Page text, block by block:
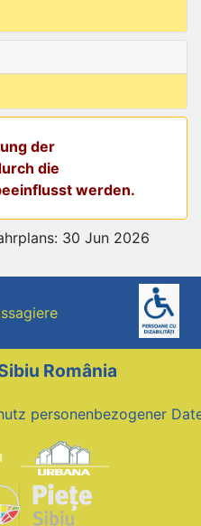
der
die
werden.
30 Jun 2026
România
personenbezogener